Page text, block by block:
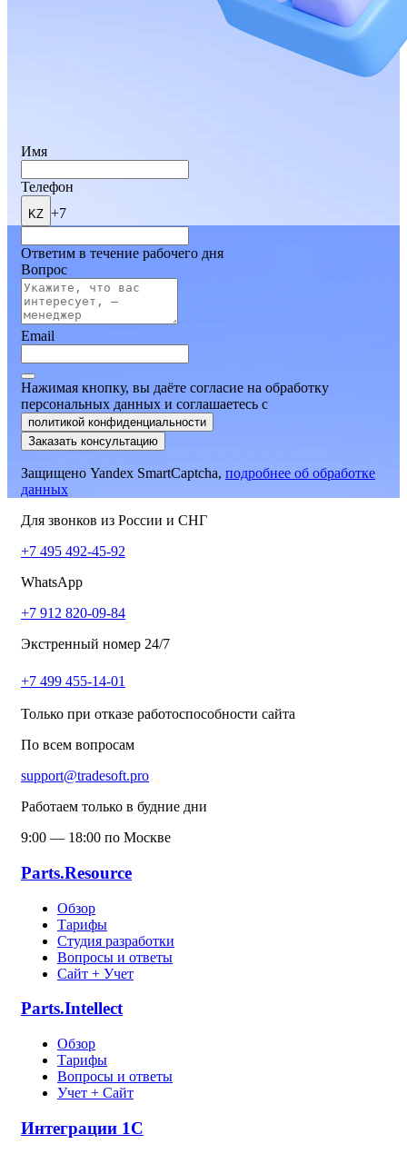
Имя
Телефон
KZ +7
Ответим в течение рабочего дня
Вопрос
Email
Нажимая кнопку, вы даёте согласие на обработку
персональных данных и соглашаетесь c
политикой конфиденциальности
Заказать консультацию
Защищено Yandex SmartCaptcha, подробнее об обработке
данных
Для звонков из России и СНГ
+7 495 492-45-92
WhatsApp
+7 912 820-09-84
Экстренный номер 24/7
+7 499 455-14-01
Только при отказе работоспособности сайта
По всем вопросам
support@tradesoft.pro
Работаем только в будние дни
9:00 — 18:00 по Москве
Parts.Resource
Обзор
Тарифы
Студия разработки
Вопросы и ответы
Сайт + Учет
Parts.Intellect
Обзор
Тарифы
Вопросы и ответы
Учет + Сайт
Интеграции 1С